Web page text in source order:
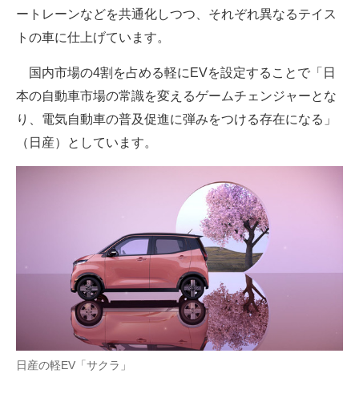
メディア
注目記事を集めた総合ページ
ITの今と未来を見通す
スマホと通信の最新トレンド
進化するPCとデバイスの未来
AI活用のいまが分かる
企業ITのトレンドを詳説
経営リーダーのコミュニティ
マーケ×ITの今がよく分かる
ートレーンなどを共通化しつつ、それぞれ異なるテイス
トの車に仕上げています。
国内市場の4割を占める軽にEVを設定することで「日
本の自動車市場の常識を変えるゲームチェンジャーとな
り、電気自動車の普及促進に弾みをつける存在になる」
（日産）としています。
日産の軽EV「サクラ」